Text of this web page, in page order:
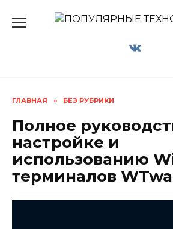
ГЛАВНАЯ » БЕЗ РУБРИКИ
Полное
настройке и
использованию
терминалов